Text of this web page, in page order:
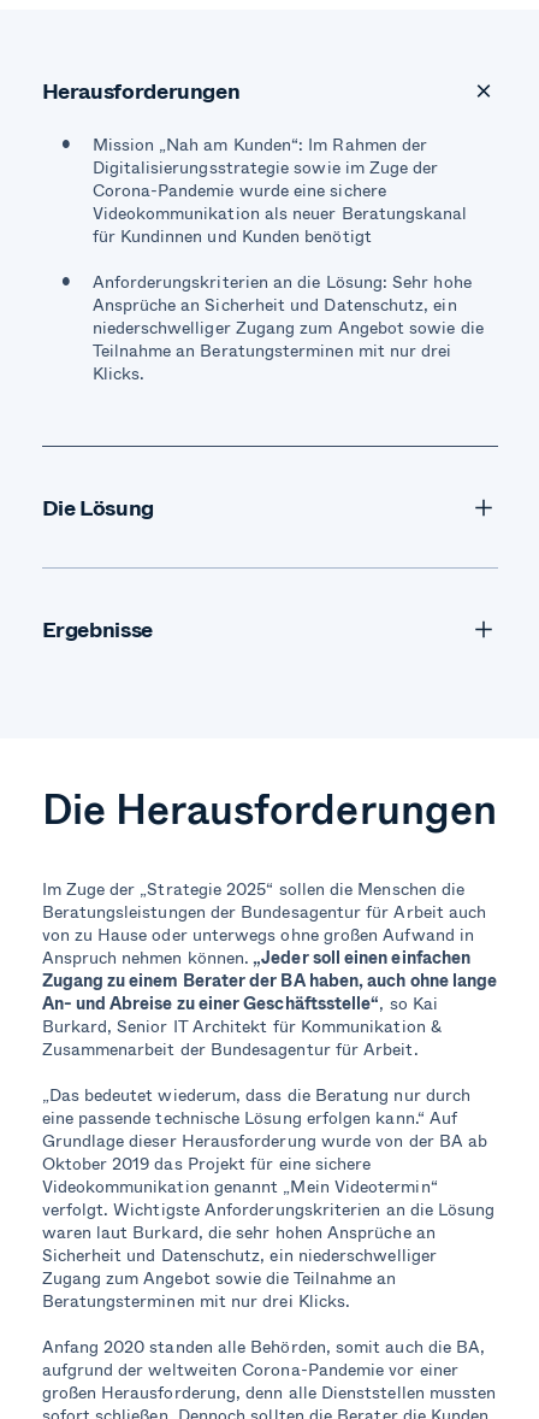
Herausforderungen
Mission „Nah am Kunden“: Im Rahmen der
Digitalisierungsstrategie sowie im Zuge der
Corona-Pandemie wurde eine sichere
Videokommunikation als neuer Beratungskanal
für Kundinnen und Kunden benötigt
Anforderungskriterien an die Lösung: Sehr hohe
Ansprüche an Sicherheit und Datenschutz, ein
niederschwelliger Zugang zum Angebot sowie die
Teilnahme an Beratungsterminen mit nur drei
Klicks.
Die Lösung
Ergebnisse
(Nutzungsumfang Stand Juli
(Befragung Stand Juli 2021)
Die Herausforderungen
Im Zuge der „Strategie 2025“ sollen die Menschen die
Beratungsleistungen der Bundesagentur für Arbeit auch
von zu Hause oder unterwegs ohne großen Aufwand in
Anspruch nehmen können. „Jeder soll einen einfachen
Zugang zu einem Berater der BA haben, auch ohne lange
An- und Abreise zu einer Geschäftsstelle“, so Kai
Burkard, Senior IT Architekt für Kommunikation &
Zusammenarbeit der Bundesagentur für Arbeit.
„Das bedeutet wiederum, dass die Beratung nur durch
eine passende technische Lösung erfolgen kann.“ Auf
Grundlage dieser Herausforderung wurde von der BA ab
Oktober 2019 das Projekt für eine sichere
Videokommunikation genannt „Mein Videotermin“
verfolgt. Wichtigste Anforderungskriterien an die Lösung
waren laut Burkard, die sehr hohen Ansprüche an
Sicherheit und Datenschutz, ein niederschwelliger
Zugang zum Angebot sowie die Teilnahme an
Beratungsterminen mit nur drei Klicks.
Anfang 2020 standen alle Behörden, somit auch die BA,
aufgrund der weltweiten Corona-Pandemie vor einer
großen Herausforderung, denn alle Dienststellen mussten